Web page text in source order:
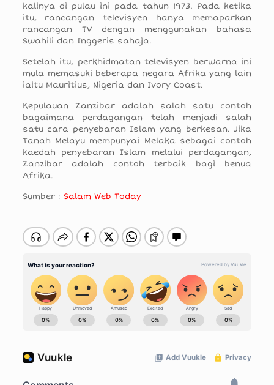
kalinya di pulau ini pada tahun 1973. Pada ketika
itu, rancangan televisyen hanya memaparkan
rancangan TV dengan menggunakan bahasa
Swahili dan Inggeris sahaja.
Setelah itu, perkhidmatan televisyen berwarna ini
mula memasuki beberapa negara Afrika yang lain
iaitu Mauritius, Nigeria dan Ivory Coast.
Kepulauan Zanzibar adalah salah satu contoh
bagaimana perdagangan telah menjadi salah
satu cara penyebaran Islam yang berkesan. Jika
Tanah Melayu mempunyai Melaka sebagai contoh
kaedah penyebaran Islam melalui perdagangan,
Zanzibar adalah contoh terbaik bagi benua
Afrika.
Sumber : Salam Web Today